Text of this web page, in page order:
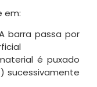
em:
barra passa por
é puxado
sucessivamente